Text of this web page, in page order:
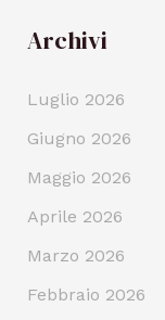
Archivi
Luglio 2026
Giugno 2026
Maggio 2026
Aprile 2026
Marzo 2026
Febbraio 2026